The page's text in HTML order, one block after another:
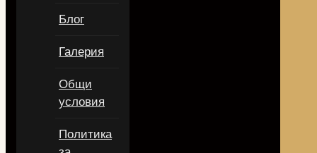
Блог
Галерия
Общи
условия
Политика